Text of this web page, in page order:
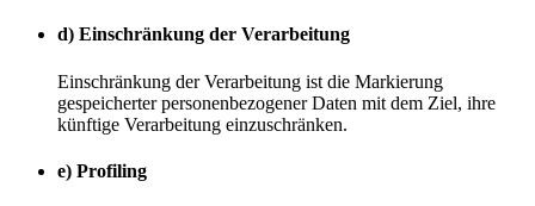
d) Einschränkung der Verarbeitung
Einschränkung der Verarbeitung ist die Markierung
gespeicherter personenbezogener Daten mit dem Ziel, ihre
künftige Verarbeitung einzuschränken.
e) Profiling